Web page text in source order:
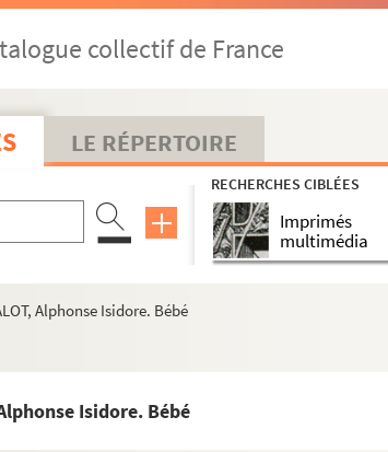
collectif de France
LE RÉPERTOIRE
RECHERCHES CIBLÉES
Imprimés
multimédia
Alphonse Isidore. Bébé
Isidore. Bébé
homme en buste dans un ovale
Constant. "Souvenir du volontariat 31 mai 1880 " :
Fortuné (1798-1876). Femme en buste
Jeune fille accoudée a une table et tenant dans
Homme d'âge moyen en buste dans un ovale
(Victor et Gabriel). Jeune homme, avec une petite
César. Jeune garçon assis sur une table tenant son
César. Jeune femme assise, en buste
(puis son fils Joseph). Femme en pied accoudée à un